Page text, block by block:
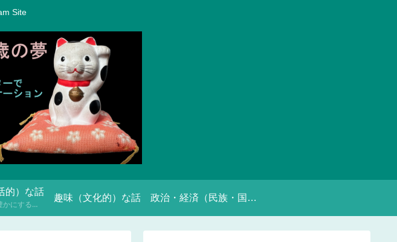
Site
的）な話
これからの人生を豊かにするための「お金との付き合い方」について、NISAや投資信託などを通じて学んでいきます。
趣味（文化的）な話 政治・経済（民族・国家的）な話